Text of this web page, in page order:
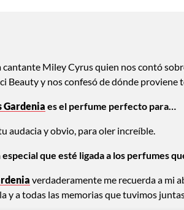
cantante Miley Cyrus quien nos contó
Beauty y nos confesó de dónde proviene
Gardenia es el perfume perfecto para…
audacia y obvio, para oler increíble.
que esté ligada a los perfumes
verdaderamente me recuerda a mi
y a todas las memorias que tuvimos